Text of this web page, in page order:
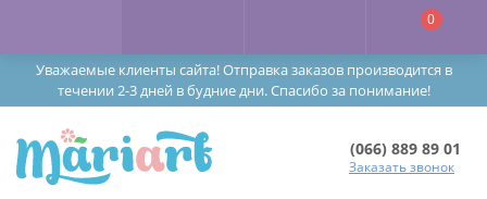
Уважаемые клиенты сайта! Отправка заказов производится в
течении 2-3 дней в будние дни. Спасибо за понимание!
0
(066) 889 89 01
Заказать звонок